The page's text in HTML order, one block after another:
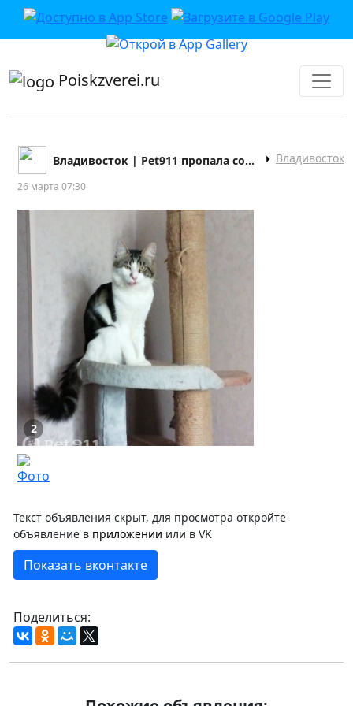
приложении или в VK">
Poiskzverei.ru
Владивосток | Pet911 пропала собака кошка Владивосток
26 марта 07:30
2
Текст объявления скрыт, для просмотра откройте
объявление в приложении или в VK
Показать вконтакте
Поделиться: